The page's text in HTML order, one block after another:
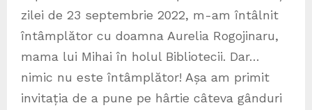
zilei de 23 septembrie 2022, m-am întâlnit
întâmplător cu doamna Aurelia Rogojinaru,
mama lui Mihai în holul Bibliotecii. Dar…
nimic nu este întâmplător! Așa am primit
invitația de a pune pe hârtie câteva gânduri